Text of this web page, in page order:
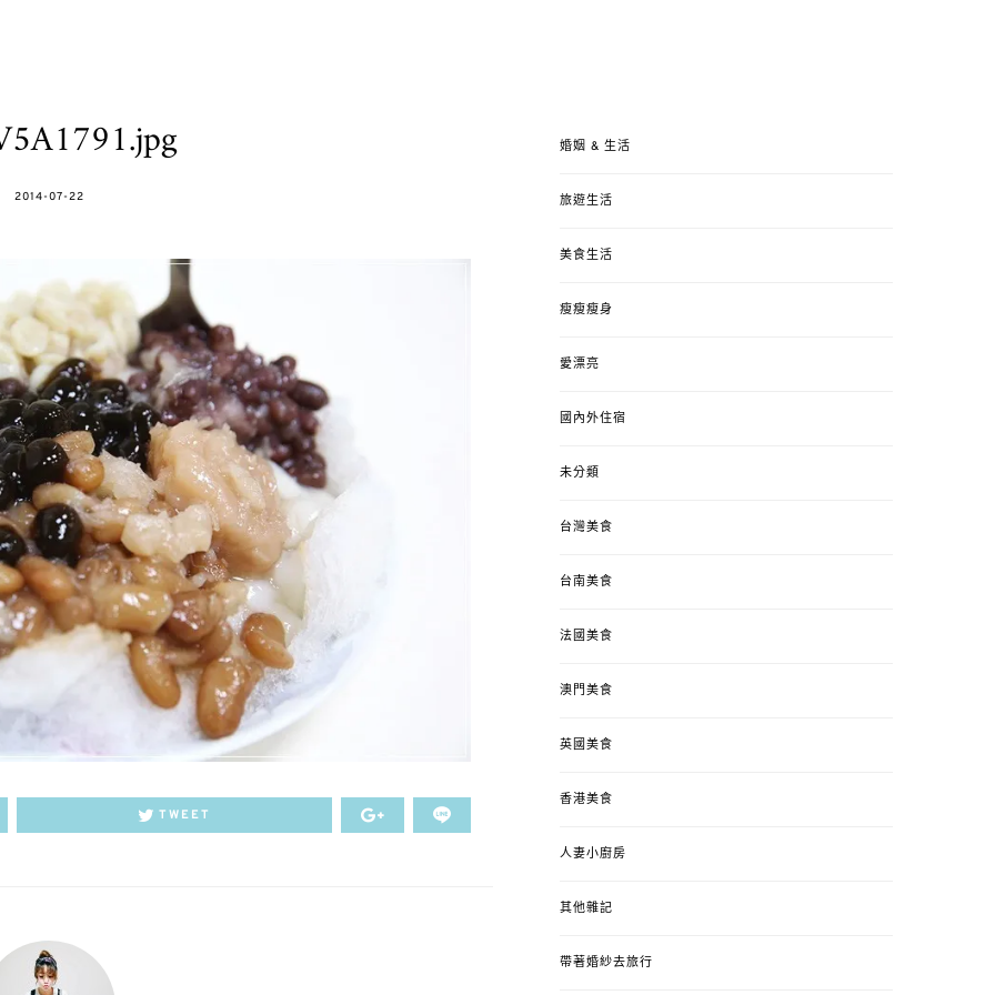
POSTED
2014-07-22
TWEET
婚姻 & 生活
旅遊生活
美食生活
瘦瘦瘦身
愛漂亮
國內外住宿
未分類
台灣美食
台南美食
法國美食
澳門美食
英國美食
香港美食
人妻小廚房
其他雜記
帶著婚紗去旅行